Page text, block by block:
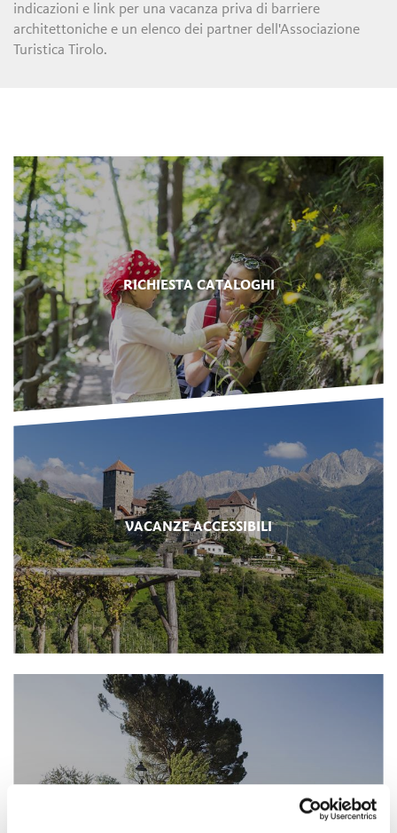
indicazioni e link per una vacanza priva di barriere
architettoniche e un elenco dei partner dell'Associazione
Turistica Tirolo.
RICHIESTA CATALOGHI
VACANZE ACCESSIBILI